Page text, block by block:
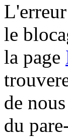
le
la page
de
du